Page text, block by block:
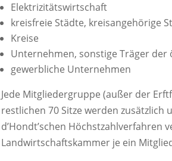
Elektrizitätswirtschaft
kreisfreie Städte, kreisangehörige
Kreise
Unternehmen, sonstige Träger
gewerbliche Unternehmen
Jede Mitgliedergruppe (außer der
restlichen 70 Sitze werden
d’Hondt’schen
Landwirtschaftskammer je ein